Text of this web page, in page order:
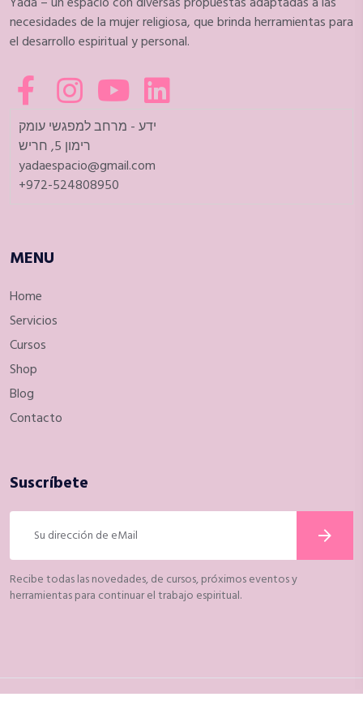
necesidades de la mujer religiosa, que brinda herramientas para
el desarrollo espiritual y personal.
ידע - מרחב למפגשי עומק
רימון 5, חריש
yadaespacio@gmail.com
+972-524808950
MENU
Home
Servicios
Cursos
Shop
Blog
Contacto
Suscríbete
Recibe todas las novedades, de cursos, próximos eventos y
herramientas para continuar el trabajo espiritual.